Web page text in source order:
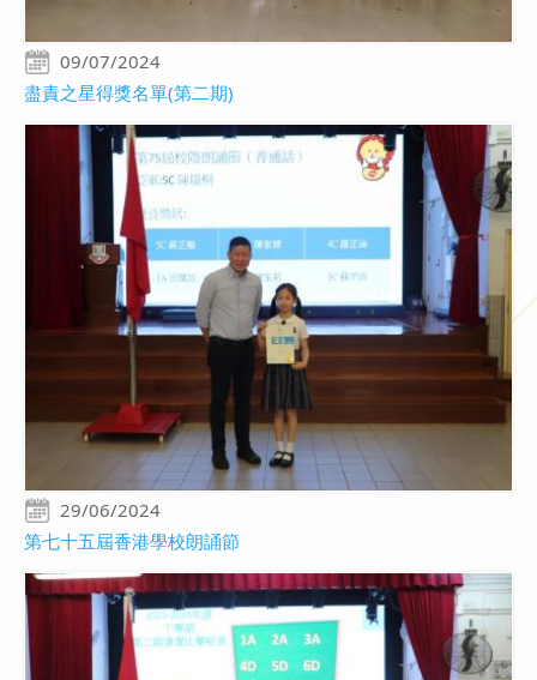
09/07/2024
盡責之星得獎名單(第二期)
29/06/2024
第七十五屆香港學校朗誦節